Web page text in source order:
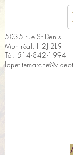
5035 rue St-Denis
Montréal, H2J 2L9
Tél: 514-842-1994